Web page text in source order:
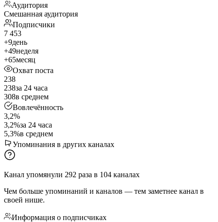
Аудитория
Смешанная аудитория
Подписчики
7 453
+9день
+49неделя
+65месяц
Охват поста
238
238за 24 часа
308в среднем
Вовлечённость
3,2%
3,2%за 24 часа
5,3%в среднем
Упоминания в других каналах
Канал упомянули 292 раза в 104 каналах
Чем больше упоминаний и каналов — тем заметнее канал в
своей нише.
Информация о подписчиках